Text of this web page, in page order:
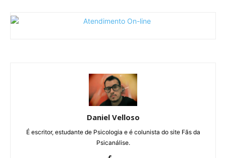
Daniel Velloso
É escritor, estudante de Psicologia e é colunista do site Fãs da
Psicanálise.